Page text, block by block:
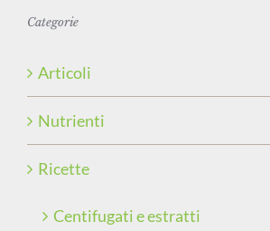
Categorie
Articoli
Nutrienti
Ricette
Centifugati e estratti